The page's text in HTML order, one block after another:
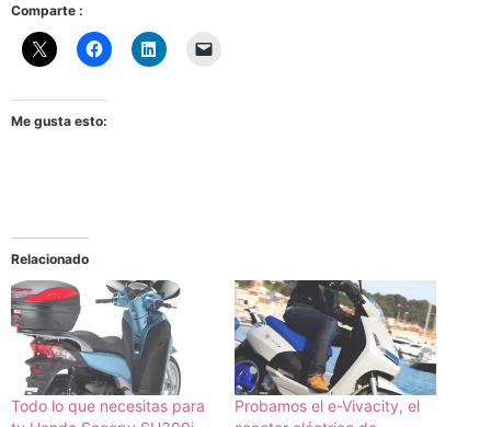
Comparte :
Me gusta esto:
Relacionado
Todo lo que necesitas para
Probamos el e-Vivacity, el